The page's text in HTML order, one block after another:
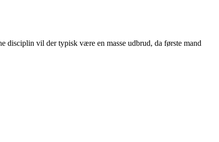
disciplin vil der typisk være en masse udbrud, da første mand